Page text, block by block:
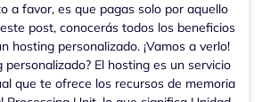
a favor, es que pagas solo por aquello
post, conocerás todos los beneficios
hosting personalizado. ¡Vamos a verlo!
personalizado? El hosting es un servicio
que te ofrece los recursos de memoria